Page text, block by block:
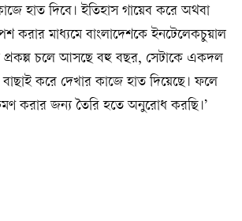
হাত দিবে। ইতিহাস গায়েব করে অথবা
করার মাধ্যমে বাংলাদেশকে ইনটেলেকচুয়াল
প্রকল্প চলে আসছে বহু বছর, সেটাকে একদল
করে দেখার কাজে হাত দিয়েছে। ফলে
করার জন্য তৈরি হতে অনুরোধ করছি।’